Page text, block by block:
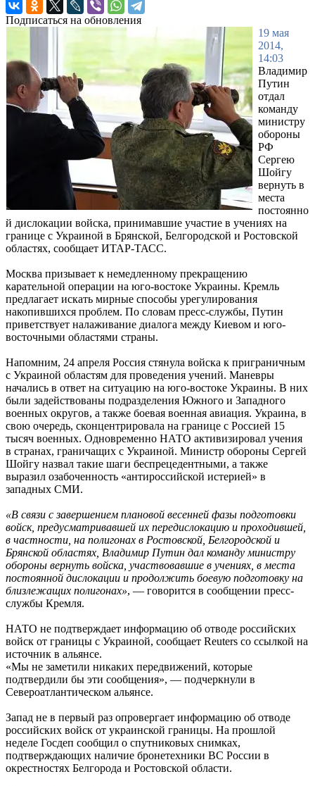
Подписаться на обновления
19 мая
2014,
14:03
Владимир
Путин
отдал
команду
министру
обороны
РФ
Сергею
Шойгу
вернуть в
места
постоянно
й дислокации войска, принимавшие участие в учениях на
границе с Украиной в Брянской, Белгородской и Ростовской
областях, сообщает ИТАР-ТАСС.
Москва призывает к немедленному прекращению
карательной операции на юго-востоке Украины. Кремль
предлагает искать мирные способы урегулирования
накопившихся проблем. По словам пресс-службы, Путин
приветствует налаживание диалога между Киевом и юго-
восточными областями страны.
Напомним, 24 апреля Россия стянула войска к приграничным
с Украиной областям для проведения учений. Маневры
начались в ответ на ситуацию на юго-востоке Украины. В них
были задействованы подразделения Южного и Западного
военных округов, а также боевая военная авиация. Украина, в
свою очередь, сконцентрировала на границе с Россией 15
тысяч военных. Одновременно НАТО активизировал учения
в странах, граничащих с Украиной. Министр обороны Сергей
Шойгу назвал такие шаги беспрецедентными, а также
выразил озабоченность «антироссийской истерией» в
западных СМИ.
«В связи с завершением плановой весенней фазы подготовки
войск, предусматривавшей их передислокацию и проходившей,
в частности, на полигонах в Ростовской, Белгородской и
Брянской областях, Владимир Путин дал команду министру
обороны вернуть войска, участвовавшие в учениях, в места
постоянной дислокации и продолжить боевую подготовку на
близлежащих полигонах», — говорится в сообщении пресс-
службы Кремля.
НАТО не подтверждает информацию об отводе российских
войск от границы с Украиной, сообщает Reuters со ссылкой на
источник в альянсе.
«Мы не заметили никаких передвижений, которые
подтвердили бы эти сообщения», — подчеркнули в
Североатлантическом альянсе.
Запад не в первый раз опровергает информацию об отводе
российских войск от украинской границы. На прошлой
неделе Госдеп сообщил о спутниковых снимках,
подтверждающих наличие бронетехники ВС России в
окрестностях Белгорода и Ростовской области.